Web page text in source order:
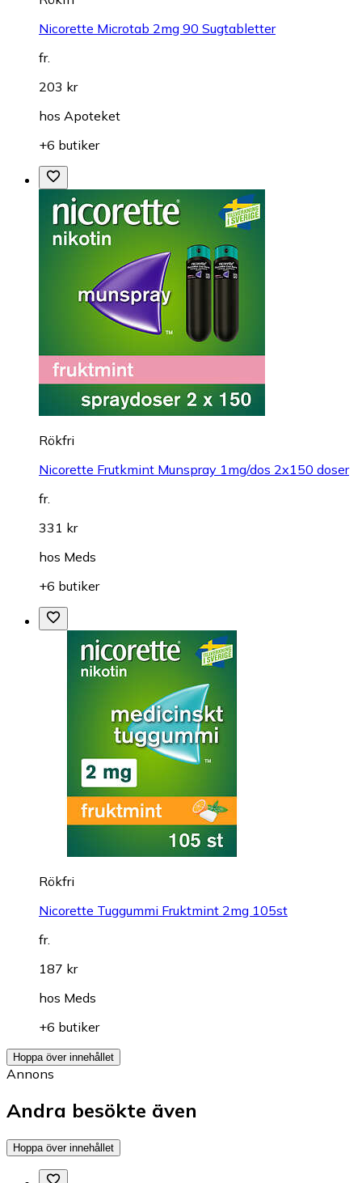
Nicorette Microtab 2mg 90 Sugtabletter
fr.
203 kr
hos Apoteket
+6 butiker
Rökfri
Nicorette Frutkmint Munspray 1mg/dos 2x150 doser
fr.
331 kr
hos Meds
+6 butiker
Rökfri
Nicorette Tuggummi Fruktmint 2mg 105st
fr.
187 kr
hos Meds
+6 butiker
Hoppa över innehållet
Annons
Andra besökte även
Hoppa över innehållet